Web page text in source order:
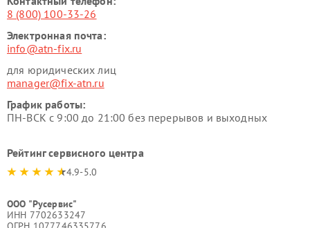
8 (800) 100-33-26
Электронная почта:
info@atn-fix.ru
для юридических лиц
manager@fix-atn.ru
График работы:
ПН-ВСК с 9:00 до 21:00 без перерывов и выходных
Рейтинг сервисного центра
4.9-5.0
ООО "Русервис"
ИНН 7702633247